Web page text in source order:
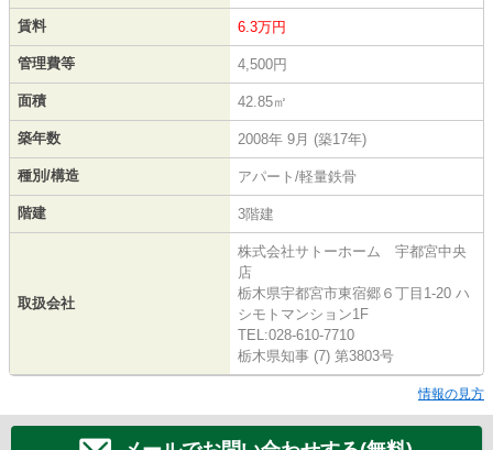
賃料 6.3万円
管理費等 4,500円
面積 42.85㎡
築年数 2008年 9月 (築17年)
種別/構造 アパート/軽量鉄骨
階建 3階建
取扱会社
株式会社サトーホーム 宇都宮中央
店
栃木県宇都宮市東宿郷６丁目1-20 ハ
シモトマンション1F
TEL:028-610-7710
栃木県知事 (7) 第3803号
情報の見方